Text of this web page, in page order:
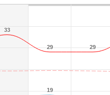
33
33
29
29 29
29
19
19